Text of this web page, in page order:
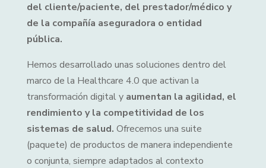
del cliente/paciente, del prestador/médico y
de la compañía aseguradora o entidad
pública.
Hemos desarrollado unas soluciones dentro del
marco de la Healthcare 4.0 que activan la
transformación digital y aumentan la agilidad, el
rendimiento y la competitividad de los
sistemas de salud. Ofrecemos una suite
(paquete) de productos de manera independiente
o conjunta, siempre adaptados al contexto